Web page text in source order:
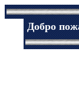
Добро